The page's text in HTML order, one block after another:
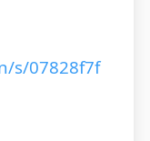
s/07828f7f